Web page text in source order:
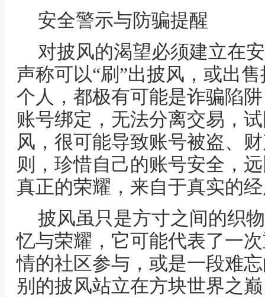
安全警示与防骗提醒
对披风的渴望必须建立在
声称可以“刷”出披风，或出
个人，都极有可能是诈骗陷
账号绑定，无法分离交易，
风，很可能导致账号被盗、
则，珍惜自己的账号安全，
真正的荣耀，来自于真实的
披风虽只是方寸之间的织
忆与荣耀，它可能代表了一
情的社区参与，或是一段难
别的披风站立在方块世界之